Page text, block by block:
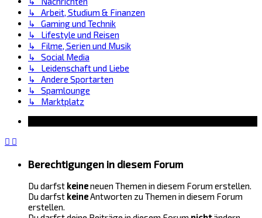
↳ Arbeit, Studium & Finanzen
↳ Gaming und Technik
↳ Lifestyle und Reisen
↳ Filme, Serien und Musik
↳ Social Media
↳ Leidenschaft und Liebe
↳ Andere Sportarten
↳ Spamlounge
↳ Marktplatz
Berechtigungen in diesem Forum
Du darfst keineneuen Themen in diesem Forum erstellen.
Du darfst keineAntworten zu Themen in diesem Forum
erstellen.